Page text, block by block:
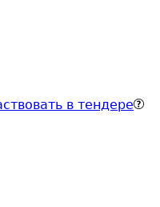
в тендере